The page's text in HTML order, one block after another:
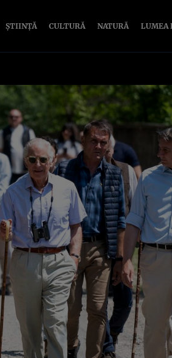
ȘTIINȚĂ CULTURĂ NATURĂ LUMEA